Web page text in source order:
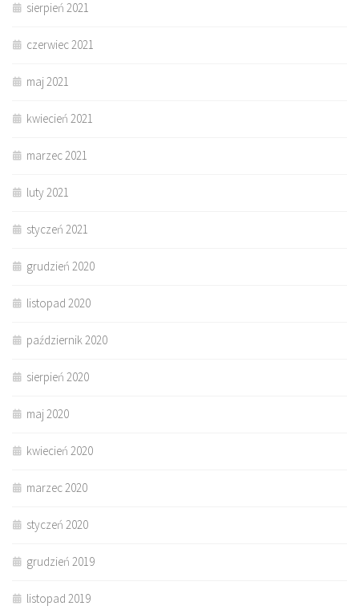
sierpień 2021
czerwiec 2021
maj 2021
kwiecień 2021
marzec 2021
luty 2021
styczeń 2021
grudzień 2020
listopad 2020
październik 2020
sierpień 2020
maj 2020
kwiecień 2020
marzec 2020
styczeń 2020
grudzień 2019
listopad 2019